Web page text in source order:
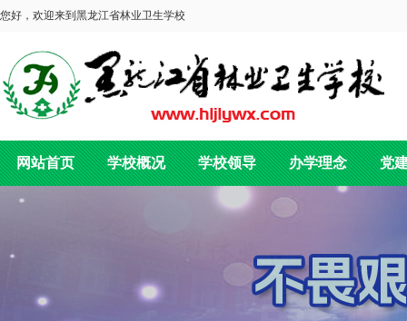
您好，欢迎来到黑龙江省林业卫生学校
网站首页 学校概况 学校领导 办学理念 党